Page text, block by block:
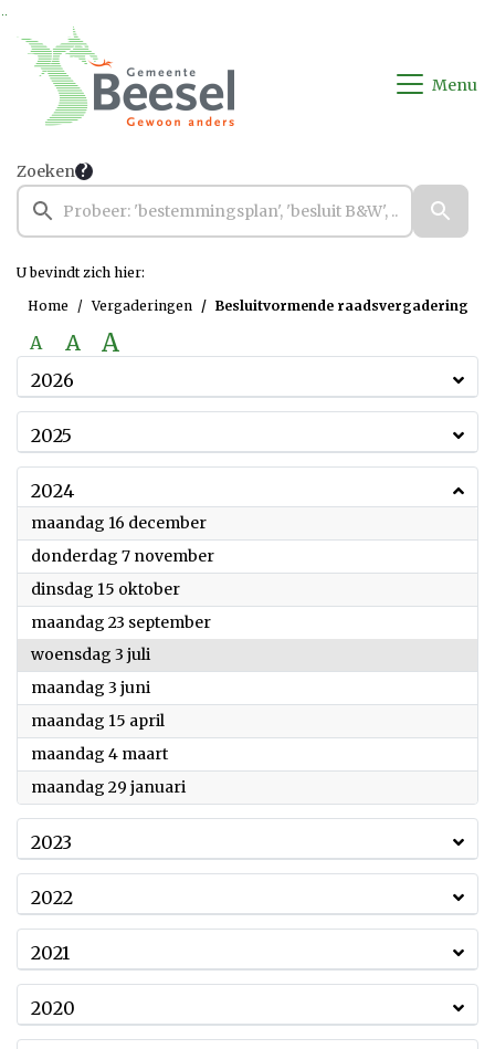
Ga naar de inhoud van deze pagina
Ga naar het zoeken
Ga naar het menu
Menu
Zoeken
U bevindt zich hier:
Home
Vergaderingen Besluitvormende raadsvergadering
A A A
2026
2025
2024
maandag 16 december2024
donderdag 7 november2024
dinsdag 15 oktober2024
maandag 23 september2024
woensdag 3 juli
maandag 3 juni
maandag 15 april
maandag 4 maart2024
maandag 29 januari
2023
2022
2021
2020